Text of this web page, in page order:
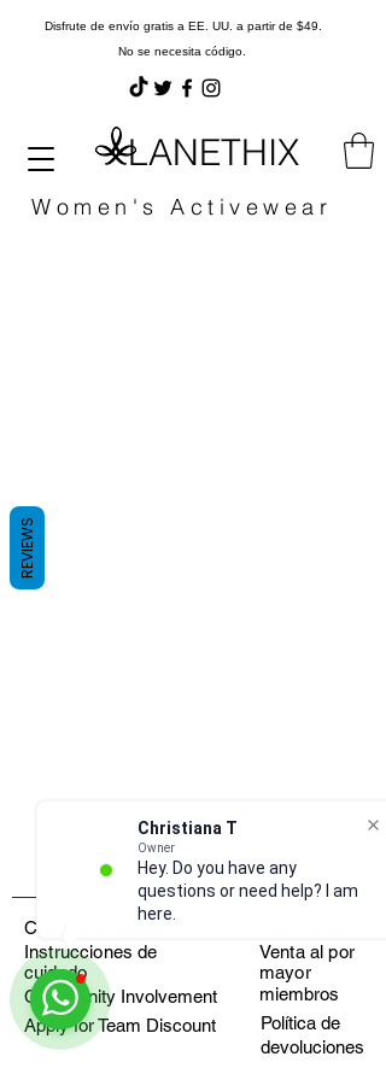
Christiana T
Owner
Hey. Do you have any
questions or need help? I am
here.
LANETHIX
Disfrute de envío gratis a EE. UU. a partir de $49.
No se necesita código.
Women's Activewear
Conocer al equipo
Instrucciones de
cuidado
Community Involvement
Venta al por
mayor
miembros
Apply for Team Discount
Política de
devoluciones
REVIEWS